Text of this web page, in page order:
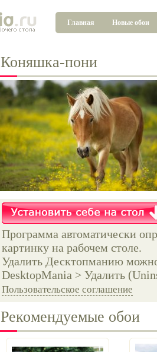
Главная Новые обои
Коняшка-пони
Программа автоматически
картинку на рабочем столе.
Удалить Десктопманию
DesktopMania > Удалить
Пользовательское соглашение
Рекомендуемые обои